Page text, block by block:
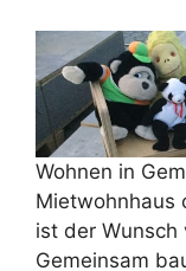
Wohnen in
Mietwohnhaus
ist der Wunsch
Gemeinsam